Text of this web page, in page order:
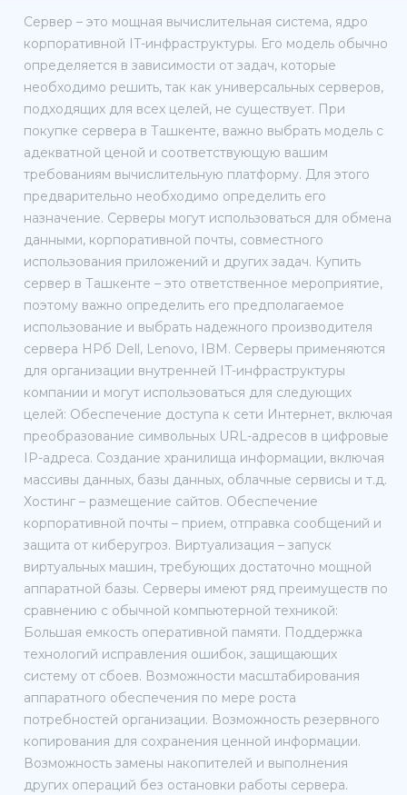
Сервер – это мощная вычислительная система, ядро
корпоративной IT-инфраструктуры. Его модель обычно
определяется в зависимости от задач, которые
необходимо решить, так как универсальных серверов,
подходящих для всех целей, не существует. При
покупке сервера в Ташкенте, важно выбрать модель с
адекватной ценой и соответствующую вашим
требованиям вычислительную платформу. Для этого
предварительно необходимо определить его
назначение. Серверы могут использоваться для обмена
данными, корпоративной почты, совместного
использования приложений и других задач. Купить
сервер в Ташкенте – это ответственное мероприятие,
поэтому важно определить его предполагаемое
использование и выбрать надежного производителя
сервера HPб Dell, Lenovo, IBM. Серверы применяются
для организации внутренней IT-инфраструктуры
компании и могут использоваться для следующих
целей: Обеспечение доступа к сети Интернет, включая
преобразование символьных URL-адресов в цифровые
IP-адреса. Создание хранилища информации, включая
массивы данных, базы данных, облачные сервисы и т.д.
Хостинг – размещение сайтов. Обеспечение
корпоративной почты – прием, отправка сообщений и
защита от киберугроз. Виртуализация – запуск
виртуальных машин, требующих достаточно мощной
аппаратной базы. Серверы имеют ряд преимуществ по
сравнению с обычной компьютерной техникой:
Большая емкость оперативной памяти. Поддержка
технологий исправления ошибок, защищающих
систему от сбоев. Возможности масштабирования
аппаратного обеспечения по мере роста
потребностей организации. Возможность резервного
копирования для сохранения ценной информации.
Возможность замены накопителей и выполнения
других операций без остановки работы сервера.